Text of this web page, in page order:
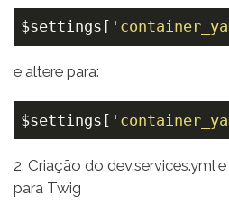
$settings [
e altere para:
$settings [
2. Criação do dev.services.yml
para Twig